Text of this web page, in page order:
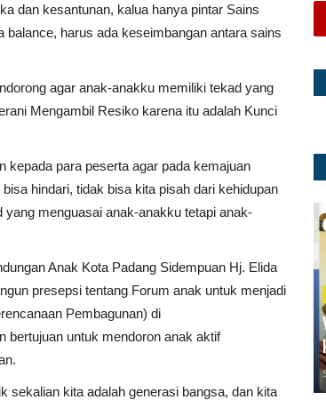
dan kesantunan, kalua hanya pintar Sains
balance, harus ada keseimbangan antara sains
agar anak-anakku memiliki tekad yang
Mengambil Resiko karena itu adalah Kunci
kepada para peserta agar pada kemajuan
hindari, tidak bisa kita pisah dari kehidupan
menguasai anak-anakku tetapi anak-
Anak Kota Padang Sidempuan Hj. Elida
presepsi tentang Forum anak untuk menjadi
Pembagunan) di
bertujuan untuk mendoron anak aktif
sekalian kita adalah generasi bangsa, dan kita